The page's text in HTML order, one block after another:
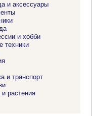
и аксессуары
и хобби
техники
и транспорт
растения